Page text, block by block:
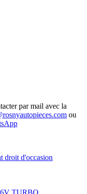
par mail avec la
ou
droit d'occasion
TURBO